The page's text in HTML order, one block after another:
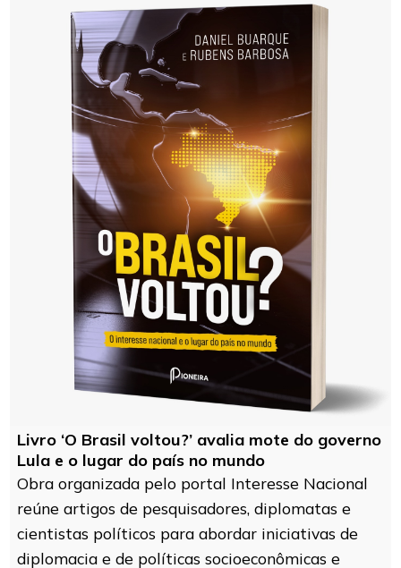
Livro ‘O Brasil voltou?’ avalia mote do governo
Lula e o lugar do país no mundo
Obra organizada pelo portal Interesse Nacional
reúne artigos de pesquisadores, diplomatas e
cientistas políticos para abordar iniciativas de
diplomacia e de políticas socioeconômicas e